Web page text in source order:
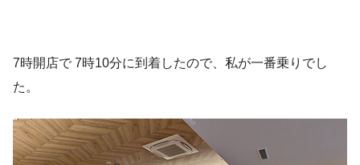
7時開店で 7時10分に到着したので、私が一番乗りでし
た。